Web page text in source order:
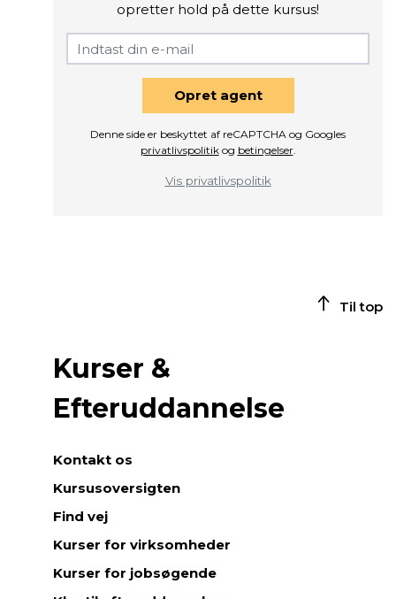
opretter hold på dette kursus!
Opret agent
Denne side er beskyttet af reCAPTCHA og Googles
privatlivspolitikog betingelser.
Vis privatlivspolitik
Til top
Kurser &
Efteruddannelse
Kontakt os
Kursusoversigten
Find vej
Kurser for virksomheder
Kurser for jobsøgende